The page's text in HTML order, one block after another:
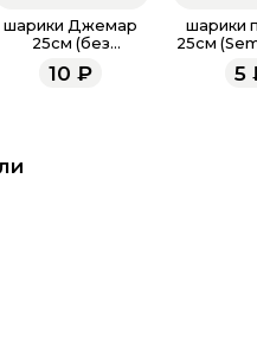
шарики Джемар
25см (без
10 ₽
шарики
25см
5